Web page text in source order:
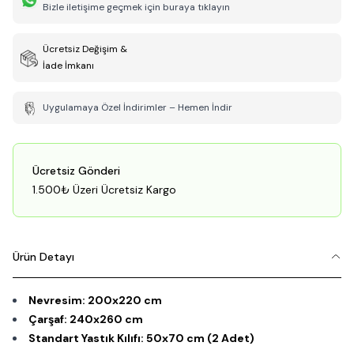
Bizle iletişime geçmek için buraya tıklayın
Ücretsiz Değişim &
İade İmkanı
Uygulamaya Özel İndirimler – Hemen İndir
Ücretsiz Gönderi
1.500₺ Üzeri Ücretsiz Kargo
Ürün Detayı
Nevresim: 200x220 cm
Çarşaf: 240x260 cm
Standart Yastık Kılıfı: 50x70 cm (2 Adet)